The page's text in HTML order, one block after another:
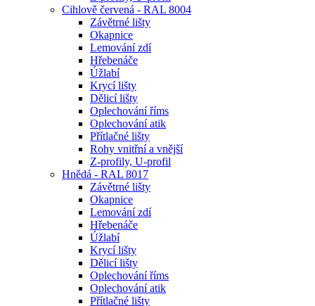
Cihlově červená - RAL 8004
Závětrné lišty
Okapnice
Lemování zdí
Hřebenáče
Úžlabí
Krycí lišty
Dělicí lišty
Oplechování říms
Oplechování atik
Přítlačné lišty
Rohy vnitřní a vnější
Z-profily, U-profil
Hnědá - RAL 8017
Závětrné lišty
Okapnice
Lemování zdí
Hřebenáče
Úžlabí
Krycí lišty
Dělicí lišty
Oplechování říms
Oplechování atik
Přítlačné lišty